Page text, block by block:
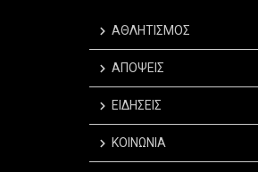
ΑΘΛΗΤΙΣΜΟΣ
ΑΠΟΨΕΙΣ
ΕΙΔΗΣΕΙΣ
ΚΟΙΝΩΝΙΑ